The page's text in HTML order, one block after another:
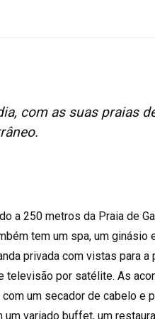
com as suas praias
a 250 metros da Praia de
tem um spa, um ginásio
privada com vistas para a
televisão por satélite. As
um secador de cabelo e
variado buffet, um